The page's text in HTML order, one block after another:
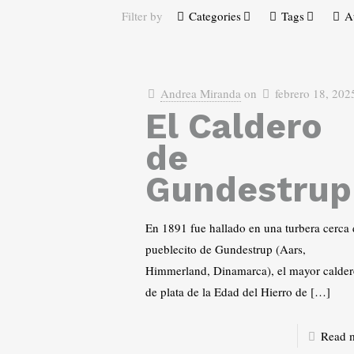
Filter by Categories Tags
Andrea Miranda on febrero 18,
El Caldero
de
Gundestrup
En 1891 fue hallado en una turbera cerca
pueblecito de Gundestrup (Aars,
Himmerland, Dinamarca), el mayor
de plata de la Edad del Hierro de […]
Read